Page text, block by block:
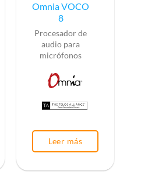
Omnia VOCO
8
Procesador de
audio para
micrófonos
Leer más